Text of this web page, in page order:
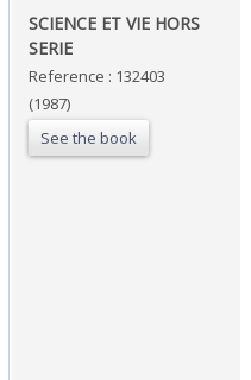
‎SCIENCE ET VIE HORS
SERIE ‎
Reference : 132403
(1987)
See the book